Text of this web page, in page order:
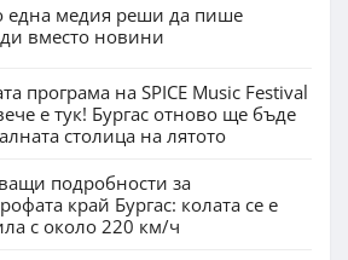
една медия реши да пише
вместо новини
програма на SPICE Music Festival
е тук! Бургас отново ще бъде
столица на лятото
подробности за
край Бургас: колата се е
с около 220 км/ч